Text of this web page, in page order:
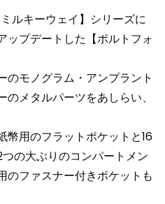
ルキーウェイ】シリーズに
ップデートした【ポルトフォ
のモノグラム・アンプラント
メタルパーツをあしらい、
幣用のフラットポケットと16
の大ぶりのコンパートメン
のファスナー付きポケットも